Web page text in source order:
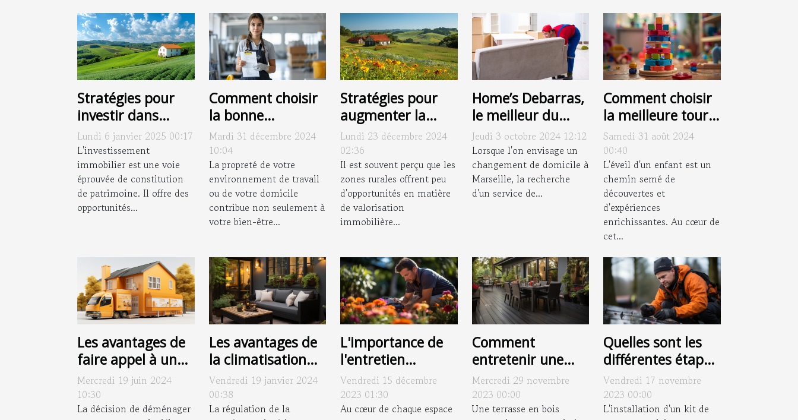
Stratégies pour
investir dans
l'immobilier rural
et en tirer profit
Lundi 6 janvier 2025 00:17
L'investissement
immobilier est une voie
éprouvée de constitution
de patrimoine. Il offre des
opportunités...
Comment choisir
la bonne
entreprise de
nettoyage pour
vos besoins
Mardi 31 décembre 2024
10:04
La propreté de votre
environnement de travail
ou de votre domicile
contribue non seulement à
votre bien-être...
Stratégies pour
augmenter la
valeur des
propriétés en
zone rurale
Lundi 23 décembre 2024
02:36
Il est souvent perçu que les
zones rurales offrent peu
d'opportunités en matière
de valorisation
immobilière...
Home’s Debarras,
le meilleur du
déménagement à
Marseille
Jeudi 3 octobre 2024 12:12
Lorsque l'on envisage un
changement de domicile à
Marseille, la recherche
d'un service de...
Comment choisir
la meilleure tour
d'apprentissage
pour votre enfant
Samedi 31 août 2024
00:40
L'éveil d'un enfant est un
chemin semé de
découvertes et
d'expériences
enrichissantes. Au cœur de
cet...
Les avantages de
faire appel à une
entreprise locale
pour votre
déménagement
Mercredi 19 juin 2024
10:30
La décision de déménager
Les avantages de
la climatisation
réversible pour le
confort toute
l'année
Vendredi 19 janvier 2024
00:38
La régulation de la
L'importance de
l'entretien
régulier pour
préserver la
beauté de votre
Vendredi 15 décembre
2023 01:30
Au cœur de chaque espace
Comment
entretenir une
terrasse en bois
composite pour
assurer sa
Mercredi 29 novembre
2023 00:00
Une terrasse en bois
Quelles sont les
différentes étapes
de l'installation
d'un kit de
panneaux solaires
Vendredi 17 novembre
2023 00:00
L'installation d'un kit de